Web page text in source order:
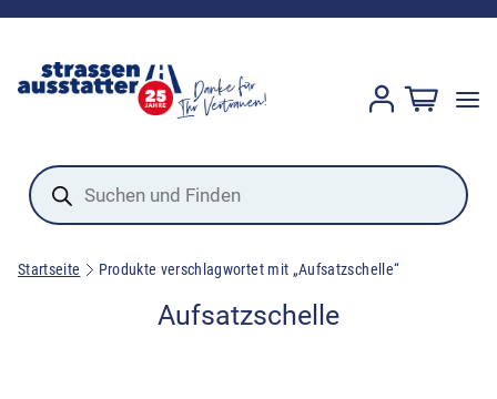
Products
search
Startseite Produkte verschlagwortet mit „Aufsatzschelle“
Aufsatzschelle